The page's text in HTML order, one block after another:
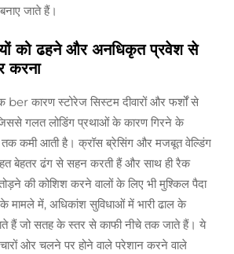
जाते हैं।
को ढहने और अनधिकृत प्रवेश से
करना
कारण स्टोरेज सिस्टम दीवारों और फर्शों से
गलत लोडिंग प्रथाओं के कारण गिरने के
कमी आती है। क्रॉस ब्रेसिंग और मजबूत वेल्डिंग
बेहतर ढंग से सहन करती हैं और साथ ही रैक
की कोशिश करने वालों के लिए भी मुश्किल पैदा
मामले में, अधिकांश सुविधाओं में भारी ढाल के
हैं जो सतह के स्तर से काफी नीचे तक जाते हैं। ये
ओर चलने पर होने वाले परेशान करने वाले